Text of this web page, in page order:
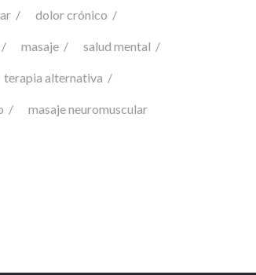
dolor crónico
masaje salud mental
terapia alternativa
masaje neuromuscular